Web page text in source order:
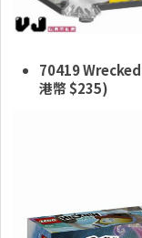
70419
港幣 $235)